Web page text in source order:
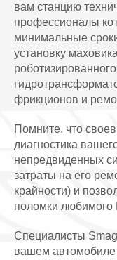
вам станцию
профессионалы
минимальные
установку
фрикционов и
Помните, что
диагностика
непредвиденных
затраты на его
крайности) и
поломки любимого
Специалисты
вашем автомобиле